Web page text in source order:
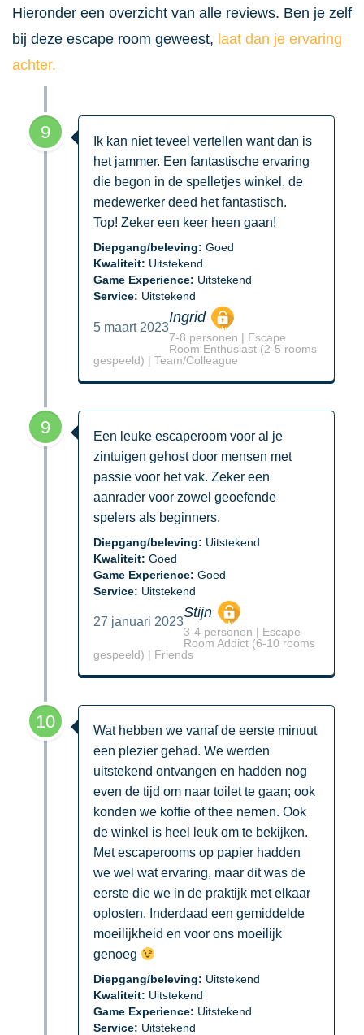
Hieronder een overzicht van alle reviews. Ben je zelf
bij deze escape room geweest, laat dan je ervaring
achter.
9
Ik kan niet teveel vertellen want dan is
het jammer. Een fantastische ervaring
die begon in de spelletjes winkel, de
medewerker deed het fantastisch.
Top! Zeker een keer heen gaan!
Diepgang/beleving: Goed
Kwaliteit: Uitstekend
Game Experience: Uitstekend
Service: Uitstekend
5 maart 2023
Ingrid
7-8 personen | Escape
Room Enthusiast (2-5 rooms
gespeeld) | Team/Colleague
9
Een leuke escaperoom voor al je
zintuigen gehost door mensen met
passie voor het vak. Zeker een
aanrader voor zowel geoefende
spelers als beginners.
Diepgang/beleving: Uitstekend
Kwaliteit: Goed
Game Experience: Goed
Service: Uitstekend
27 januari 2023
Stijn
3-4 personen | Escape
Room Addict (6-10 rooms
gespeeld) | Friends
10
Wat hebben we vanaf de eerste minuut
een plezier gehad. We werden
uitstekend ontvangen en hadden nog
even de tijd om naar toilet te gaan; ook
konden we koffie of thee nemen. Ook
de winkel is heel leuk om te bekijken.
Met escaperooms op papier hadden
we wel wat ervaring, maar dit was de
eerste die we in de praktijk met elkaar
oplosten. Inderdaad een gemiddelde
moeilijkheid en voor ons moeilijk
genoeg
Diepgang/beleving: Uitstekend
Kwaliteit: Uitstekend
Game Experience: Uitstekend
Service: Uitstekend